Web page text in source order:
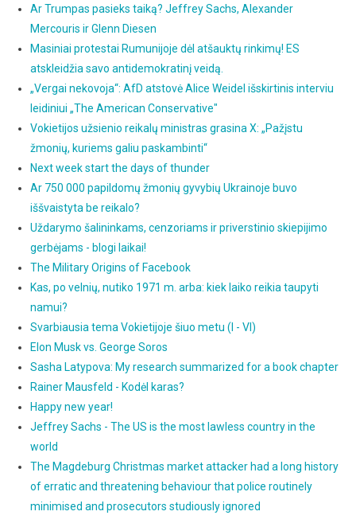
Ar Trumpas pasieks taiką? Jeffrey Sachs, Alexander
Mercouris ir Glenn Diesen
Masiniai protestai Rumunijoje dėl atšauktų rinkimų! ES
atskleidžia savo antidemokratinį veidą.
„Vergai nekovoja“: AfD atstovė Alice Weidel išskirtinis interviu
leidiniui „The American Conservative"
Vokietijos užsienio reikalų ministras grasina X: „Pažįstu
žmonių, kuriems galiu paskambinti“
Next week start the days of thunder
Ar 750 000 papildomų žmonių gyvybių Ukrainoje buvo
iššvaistyta be reikalo?
Uždarymo šalininkams, cenzoriams ir priverstinio skiepijimo
gerbėjams - blogi laikai!
The Military Origins of Facebook
Kas, po velnių, nutiko 1971 m. arba: kiek laiko reikia taupyti
namui?
Svarbiausia tema Vokietijoje šiuo metu (I - VI)
Elon Musk vs. George Soros
Sasha Latypova: My research summarized for a book chapter
Rainer Mausfeld - Kodėl karas?
Happy new year!
Jeffrey Sachs - The US is the most lawless country in the
world
The Magdeburg Christmas market attacker had a long history
of erratic and threatening behaviour that police routinely
minimised and prosecutors studiously ignored